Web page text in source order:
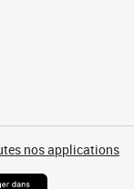
nos applications